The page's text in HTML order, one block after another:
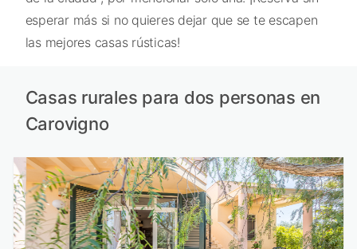
esperar más si no quieres dejar que se te escapen
las mejores casas rústicas!
Casas rurales para dos personas en
Carovigno